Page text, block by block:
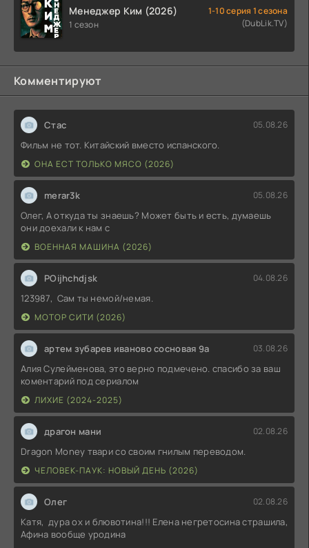
Менеджер Ким (2026)
1 сезон
1-10 серия 1 сезона
(DubLik.TV)
Комментируют
Стас 05.08.26
Фильм не тот. Китайский вместо испанского.
ОНА ЕСТ ТОЛЬКО МЯСО (2026)
merar3k 05.08.26
Олег, А откуда ты знаешь? Может быть и есть, думаешь
они доехали к нам с
ВОЕННАЯ МАШИНА (2026)
POijhchdjsk 04.08.26
123987, Сам ты немой/немая.
МОТОР СИТИ (2026)
артем зубарев иваново сосновая 9а 03.08.26
Алия Сулейменова, это верно подмечено. спасибо за ваш
коментарий под сериалом
ЛИХИЕ (2024-2025)
драгон мани 02.08.26
Dragon Money твари со своим гнилым переводом.
ЧЕЛОВЕК-ПАУК: НОВЫЙ ДЕНЬ (2026)
Олег 02.08.26
Катя, дура ох и блювотина!!! Елена негретосина страшила,
Афина вообще уродина